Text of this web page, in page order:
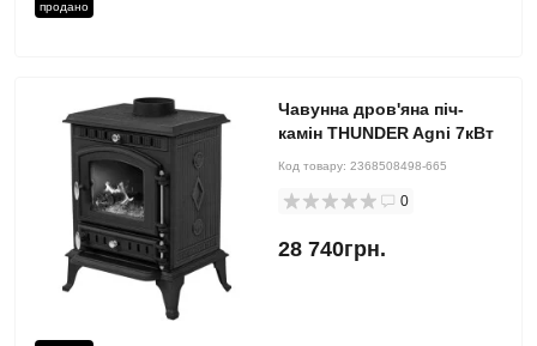
продано
Чавунна дров'яна піч-
камін THUNDER Agni 7кВт
Код товару: 2368508498-665
0
28 740грн.